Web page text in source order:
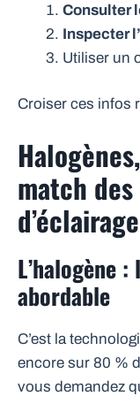
Consulter
Inspecter
Utiliser un
Croiser ces infos
match
d’éclairage
L’halogène
abordable
C’est la
encore sur 80 %
vous demandez